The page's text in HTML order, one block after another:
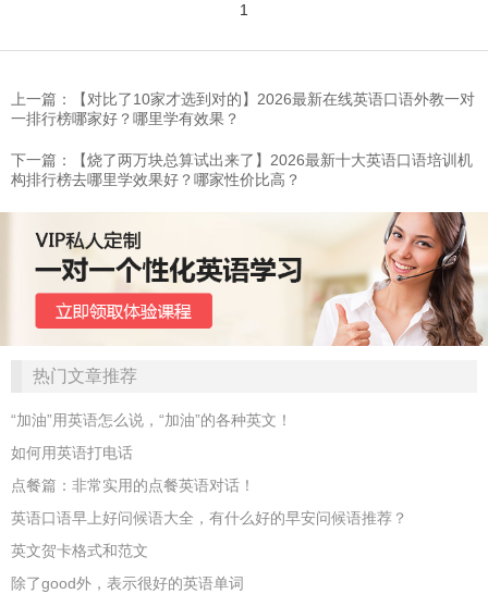
1
上一篇：【对比了10家才选到对的】2026最新在线英语口语外教一对
一排行榜哪家好？哪里学有效果？
下一篇：【烧了两万块总算试出来了】2026最新十大英语口语培训机
构排行榜去哪里学效果好？哪家性价比高？
热门文章推荐
“加油”用英语怎么说，“加油”的各种英文！
如何用英语打电话
点餐篇：非常实用的点餐英语对话！
英语口语早上好问候语大全，有什么好的早安问候语推荐？
英文贺卡格式和范文
除了good外，表示很好的英语单词